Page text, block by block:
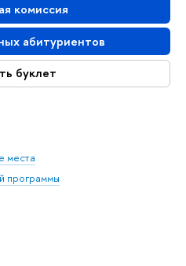
комиссия
абитуриентов
буклет
места
программы